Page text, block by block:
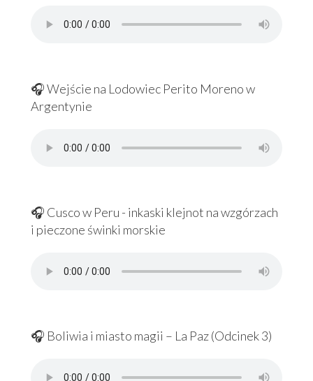
🎧 Wejście na Lodowiec Perito Moreno w
Argentynie
🎧 Cusco w Peru - inkaski klejnot na wzgórzach
i pieczone świnki morskie
🎧 Boliwia i miasto magii – La Paz (Odcinek 3)